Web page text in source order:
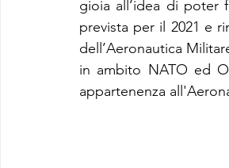
gioia all’idea di poter
prevista per il 2021 e
dell’Aeronautica
in ambito NATO ed
appartenenza